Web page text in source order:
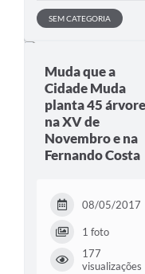
SEM CATEGORIA
Muda que a
Cidade Muda
planta 45
na XV de
Novembro e na
Fernando Costa
08/05/2017
1 foto
177
visualizações